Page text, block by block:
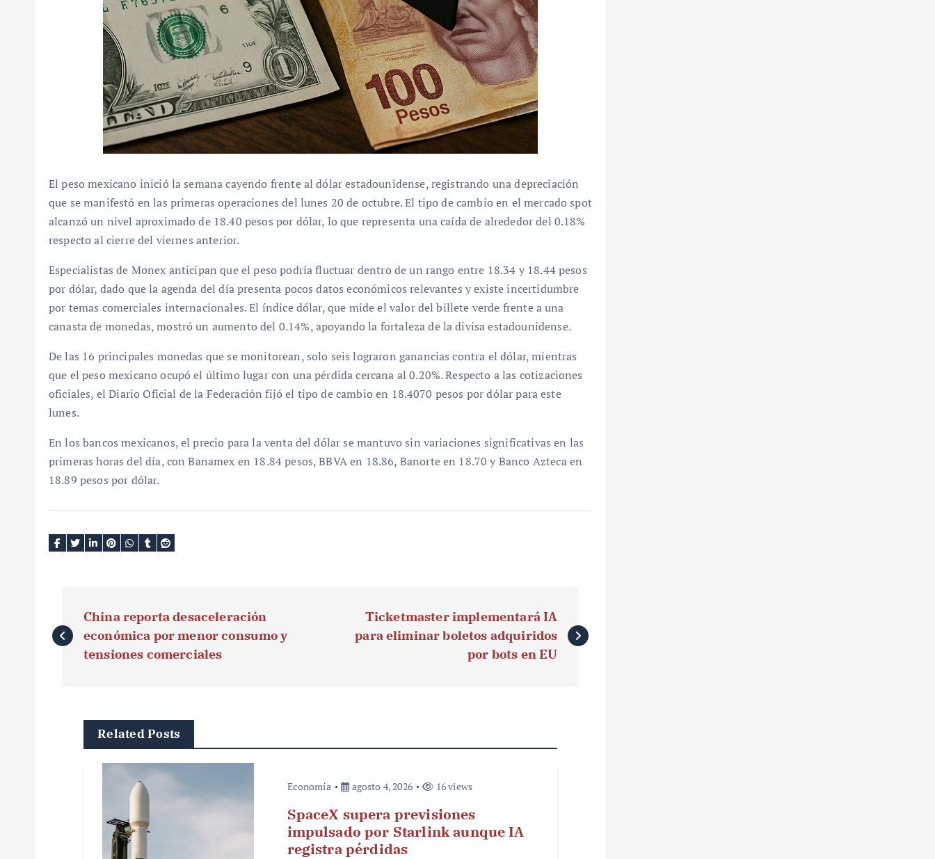
El peso mexicano inició la semana cayendo frente al dólar estadounidense, registrando una depreciación
que se manifestó en las primeras operaciones del lunes 20 de octubre. El tipo de cambio en el mercado spot
alcanzó un nivel aproximado de 18.40 pesos por dólar, lo que representa una caída de alrededor del 0.18%
respecto al cierre del viernes anterior.
Especialistas de Monex anticipan que el peso podría fluctuar dentro de un rango entre 18.34 y 18.44 pesos
por dólar, dado que la agenda del día presenta pocos datos económicos relevantes y existe incertidumbre
por temas comerciales internacionales. El índice dólar, que mide el valor del billete verde frente a una
canasta de monedas, mostró un aumento del 0.14%, apoyando la fortaleza de la divisa estadounidense.
De las 16 principales monedas que se monitorean, solo seis lograron ganancias contra el dólar, mientras
que el peso mexicano ocupó el último lugar con una pérdida cercana al 0.20%. Respecto a las cotizaciones
oficiales, el Diario Oficial de la Federación fijó el tipo de cambio en 18.4070 pesos por dólar para este
lunes.
En los bancos mexicanos, el precio para la venta del dólar se mantuvo sin variaciones significativas en las
primeras horas del día, con Banamex en 18.84 pesos, BBVA en 18.86, Banorte en 18.70 y Banco Azteca en
18.89 pesos por dólar.
a
China reporta desaceleración
económica por menor consumo y
tensiones comerciales
Ticketmaster implementará IA
para eliminar boletos adquiridos
por bots en EU
Related Posts
Economía agosto 4, 2026 16 views
SpaceX supera previsiones
impulsado por Starlink aunque IA
registra pérdidas